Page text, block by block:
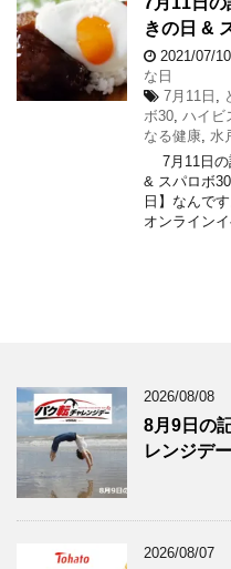
きの日 &
2021/07/10
な日
7月11日
ボ30 ハイビ
なる健康 水
7月11日の
& スパロボ
日】なんで
オンライン
2026/08/08
8月9日の
レンジデ
2026/08/07